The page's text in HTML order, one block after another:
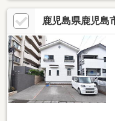
鹿児島県鹿児島